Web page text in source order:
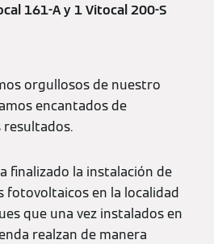
161-A y 1 Vitocal 200-S
orgullosos de nuestro
encantados de
finalizado la instalación de
fotovoltaicos en la localidad
que una vez instalados en
realzan de manera